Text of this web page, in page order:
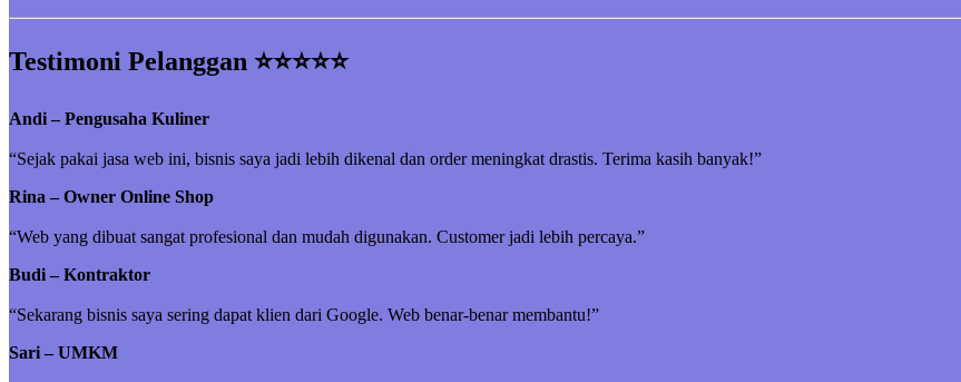
Testimoni Pelanggan ⭐⭐⭐⭐⭐
Andi – Pengusaha Kuliner
“Sejak pakai jasa web ini, bisnis saya jadi lebih dikenal dan order meningkat drastis. Terima kasih banyak!”
Rina – Owner Online Shop
“Web yang dibuat sangat profesional dan mudah digunakan. Customer jadi lebih percaya.”
Budi – Kontraktor
“Sekarang bisnis saya sering dapat klien dari Google. Web benar-benar membantu!”
Sari – UMKM